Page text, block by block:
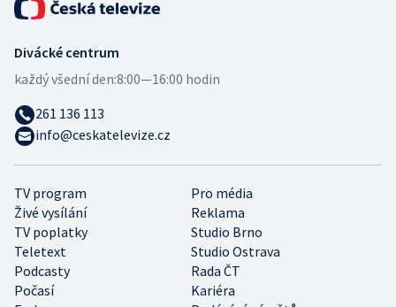
TV program
Pro média
Živé vysílání
Reklama
TV poplatky
Studio Brno
Teletext
Studio Ostrava
Podcasty
Rada ČT
Počasí
Kariéra
Divácké centrum
každý všední den:8:00—16:00 hodin
261 136 113
info@ceskatelevize.cz